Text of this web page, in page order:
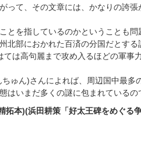
って、その文章には、かなりの誇張
とを指しているのかということも問
部におかれた百済の分国だとする
は高句麗まで攻め入るほどの軍事
ゅん)さんによれば、周辺国中最多
はいまだ多くの謎に包まれているの
本)(浜田耕策「好太王碑をめぐる